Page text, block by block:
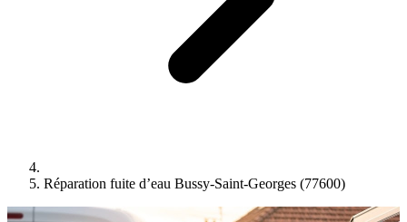
Réparation fuite d’eau Bussy-Saint-Georges (77600)